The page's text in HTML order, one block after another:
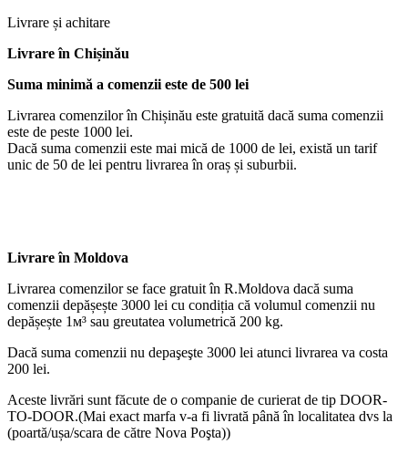
Livrare și achitare
Livrareîn Chișinău
Suma minimă a comenzii este de 500 lei
Livrarea comenzilor în Chișinău este gratuită dacă suma comenzii
este de peste 1000 lei.
Dacă suma comenzii este mai mică de 1000 de lei, există un tarif
unic de 50 de lei pentru livrarea în oraș și suburbii.
Livrare în Moldova
Livrarea comenzilor se face gratuit în R.Moldova dacă suma
comenzii depășește 3000 lei cu condiția că volumul comenzii nu
depășește 1м³ sau greutatea volumetrică 200 kg.
Dacă suma comenzii nu depaşeşte 3000 lei atunci livrarea va costa
200 lei.
Aceste livrări sunt făcute de o companie de curierat de tip DOOR-
TO-DOOR.(Mai exact marfa v-a fi livrată până în localitatea dvs la
(poartă/ușa/scara de către Nova Poşta))